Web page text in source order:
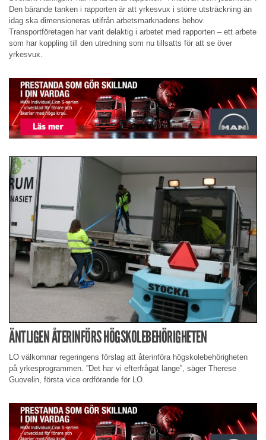
Den bärande tanken i rapporten är att yrkesvux i större utsträckning än
idag ska dimensioneras utifrån arbetsmarknadens behov.
Transportföretagen har varit delaktig i arbetet med rapporten – ett arbete
som har koppling till den utredning som nu tillsatts för att se över
yrkesvux.
ÄNTLIGEN ÅTERINFÖRS HÖGSKOLEBEHÖRIGHETEN
LO välkomnar regeringens förslag att återinföra högskolebehörigheten
på yrkesprogrammen. ”Det har vi efterfrågat länge”, säger Therese
Guovelin, första vice ordförande för LO.